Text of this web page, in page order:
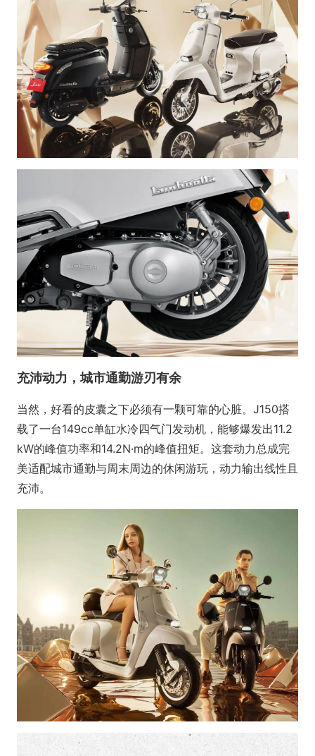
充沛动力，城市通勤游刃有余
当然，好看的皮囊之下必须有一颗可靠的心脏。J150搭
载了一台149cc单缸水冷四气门发动机，能够爆发出11.2
kW的峰值功率和14.2N·m的峰值扭矩。这套动力总成完
美适配城市通勤与周末周边的休闲游玩，动力输出线性且
充沛。